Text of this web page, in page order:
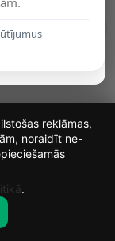
reklāmas,
noraidīt ne-
.